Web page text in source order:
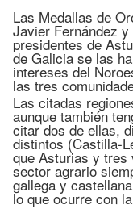
Las Medallas de
Javier Fernández
presidentes de
de Galicia se las
intereses del
las tres
Las citadas
aunque también
citar dos de ellas,
distintos (Castilla-
que Asturias y tres
sector agrario
gallega y
lo que ocurre con